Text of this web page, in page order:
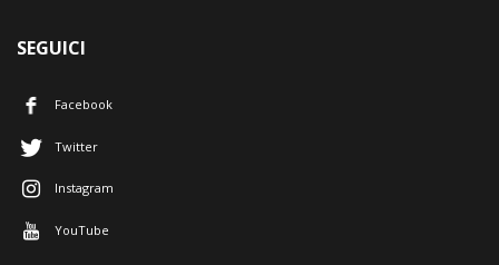
SEGUICI
Facebook
Twitter
Instagram
YouTube